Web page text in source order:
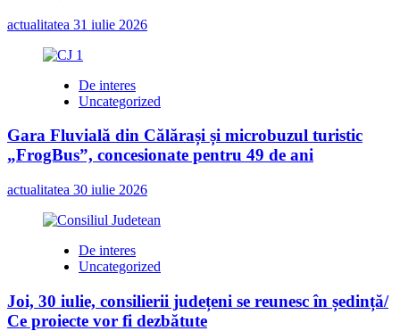
actualitatea 31 iulie 2026
De interes
Uncategorized
Gara Fluvială din Călărași și microbuzul turistic
„FrogBus”, concesionate pentru 49 de ani
actualitatea 30 iulie 2026
De interes
Uncategorized
Joi, 30 iulie, consilierii județeni se reunesc în ședință/
Ce proiecte vor fi dezbătute